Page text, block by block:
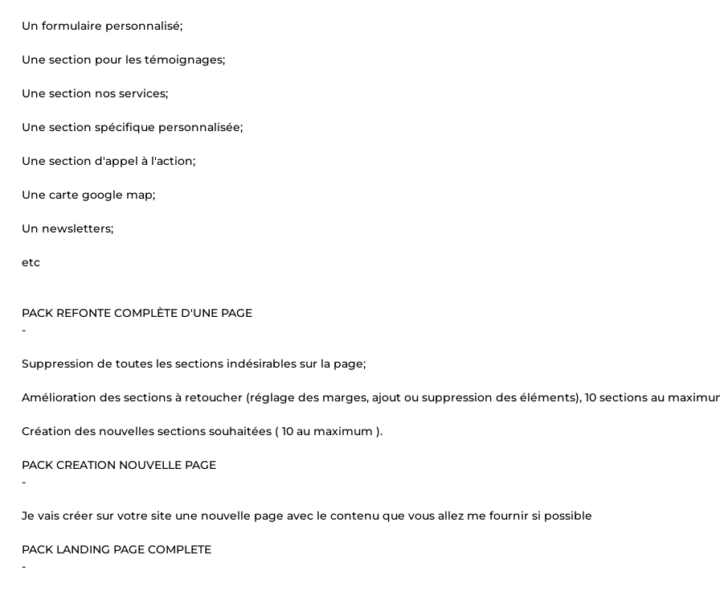
Un formulaire personnalisé;
Une section pour les témoignages;
Une section nos services;
Une section spécifique personnalisée;
Une section d'appel à l'action;
Une carte google map;
Un newsletters;
etc
PACK REFONTE COMPLÈTE D'UNE PAGE
-
Suppression de toutes les sections indésirables sur la page;
Amélioration des sections à retoucher (réglage des marges, ajout ou suppression des éléments), 10 sections au
Création des nouvelles sections souhaitées ( 10 au maximum ).
PACK CREATION NOUVELLE PAGE
-
Je vais créer sur votre site une nouvelle page avec le contenu que vous allez me fournir si possible
PACK LANDING PAGE COMPLETE
-